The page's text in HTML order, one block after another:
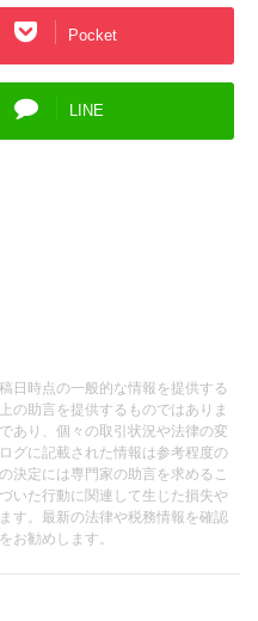
Pocket
LINE
日時点の一般的な情報を提供する
の助言を提供するものではありま
あり、個々の取引状況や法律の変
グに記載された情報は参考程度の
決定には専門家の助言を求めるこ
いた行動に関連して生じた損失や
す。最新の法律や税務情報を確認
お勧めします。